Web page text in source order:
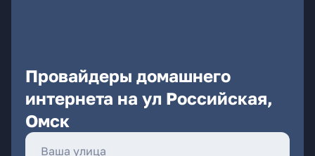
Провайдеры домашнего
интернета на ул Российская,
Омск